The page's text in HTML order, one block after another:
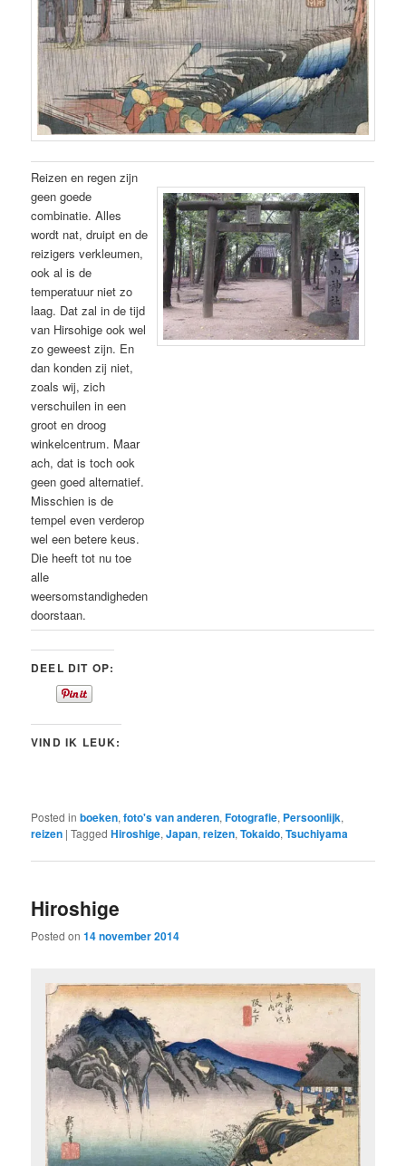
Reizen en regen zijn
geen goede
combinatie. Alles
wordt nat, druipt en de
reizigers verkleumen,
ook al is de
temperatuur niet zo
laag. Dat zal in de tijd
van Hirsohige ook wel
zo geweest zijn. En
dan konden zij niet,
zoals wij, zich
verschuilen in een
groot en droog
winkelcentrum. Maar
ach, dat is toch ook
geen goed alternatief.
Misschien is de
tempel even verderop
wel een betere keus.
Die heeft tot nu toe
alle
weersomstandigheden
doorstaan.
DEEL DIT OP:
VIND IK LEUK:
Posted in boeken,foto's van anderen,Fotografie, Persoonlijk,
reizen |Tagged Hiroshige,Japan,reizen,Tokaido,Tsuchiyama
Hiroshige
Posted on14 november 2014